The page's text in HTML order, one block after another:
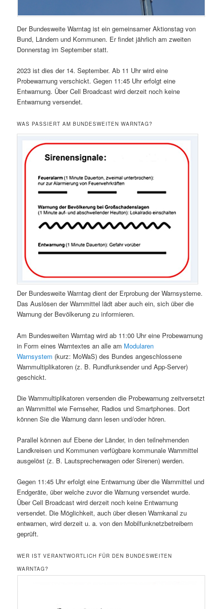
Der Bundesweite Warntag ist ein gemeinsamer Aktionstag von
Bund, Ländern und Kommunen. Er findet jährlich am zweiten
Donnerstag im September statt.
2023 ist dies der 14. September. Ab 11 Uhr wird eine
Probewarnung verschickt. Gegen 11:45 Uhr erfolgt eine
Entwarnung. Über Cell Broadcast wird derzeit noch keine
Entwarnung versendet.
WAS PASSIERT AM BUNDESWEITEN WARNTAG?
Der Bundesweite Warntag dient der Erprobung der Warnsysteme.
Das Auslösen der Warnmittel lädt aber auch ein, sich über die
Warnung der Bevölkerung zu informieren.
Am Bundesweiten Warntag wird ab 11:00 Uhr eine Probewarnung
in Form eines Warntextes an alle am Modularen
Warnsystem (kurz: MoWaS) des Bundes angeschlossene
Warnmultiplikatoren (z. B. Rundfunksender und App-Server)
geschickt.
Die Warnmultiplikatoren versenden die Probewarnung zeitversetzt
an Warnmittel wie Fernseher, Radios und Smartphones. Dort
können Sie die Warnung dann lesen und/oder hören.
Parallel können auf Ebene der Länder, in den teilnehmenden
Landkreisen und Kommunen verfügbare kommunale Warnmittel
ausgelöst (z. B. Lautsprecherwagen oder Sirenen) werden.
Gegen 11:45 Uhr erfolgt eine Entwarnung über die Warnmittel und
Endgeräte, über welche zuvor die Warnung versendet wurde.
Über Cell Broadcast wird derzeit noch keine Entwarnung
versendet. Die Möglichkeit, auch über diesen Warnkanal zu
entwarnen, wird derzeit u. a. von den Mobilfunknetzbetreibern
geprüft.
WER IST VERANTWORTLICH FÜR DEN BUNDESWEITEN
WARNTAG?